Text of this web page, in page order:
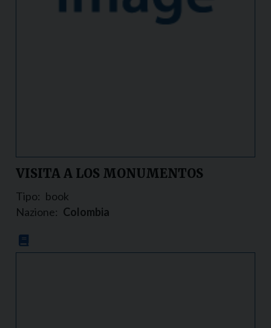
VISITA A LOS MONUMENTOS
Tipo: book
Nazione: Colombia